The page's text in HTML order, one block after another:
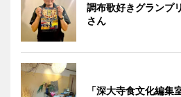
調布歌好きグランプ
さん
「深大寺食文化編集